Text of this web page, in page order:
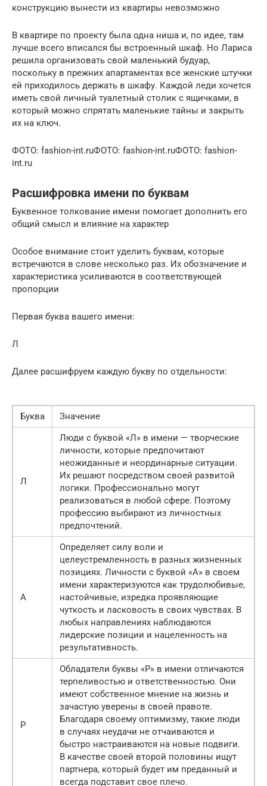
конструкцию вынести из квартиры невозможно
В квартире по проекту была одна ниша и, по идее, там
лучше всего вписался бы встроенный шкаф. Но Лариса
решила организовать свой маленький будуар,
поскольку в прежних апартаментах все женские штучки
ей приходилось держать в шкафу. Каждой леди хочется
иметь свой личный туалетный столик с ящичками, в
который можно спрятать маленькие тайны и закрыть
их на ключ.
ФОТО: fashion-int.ruФОТО: fashion-int.ruФОТО: fashion-
int.ru
Расшифровка имени по буквам
Буквенное толкование имени помогает дополнить его
общий смысл и влияние на характер
Особое внимание стоит уделить буквам, которые
встречаются в слове несколько раз. Их обозначение и
характеристика усиливаются в соответствующей
пропорции
Первая буква вашего имени:
Л
Далее расшифруем каждую букву по отдельности:
Буква Значение
Л
Люди с буквой «Л» в имени — творческие
личности, которые предпочитают
неожиданные и неординарные ситуации.
Их решают посредством своей развитой
логики. Профессионально могут
реализоваться в любой сфере. Поэтому
профессию выбирают из личностных
предпочтений.
А
Определяет силу воли и
целеустремленность в разных жизненных
позициях. Личности с буквой «А» в своем
имени характеризуются как трудолюбивые,
настойчивые, изредка проявляющие
чуткость и ласковость в своих чувствах. В
любых направлениях наблюдаются
лидерские позиции и нацеленность на
результативность.
Р
Обладатели буквы «Р» в имени отличаются
терпеливостью и ответственностью. Они
имеют собственное мнение на жизнь и
зачастую уверены в своей правоте.
Благодаря своему оптимизму, такие люди
в случаях неудачи не отчаиваются и
быстро настраиваются на новые подвиги.
В качестве своей второй половины ищут
партнера, который будет им преданный и
всегда подставит свое плечо.